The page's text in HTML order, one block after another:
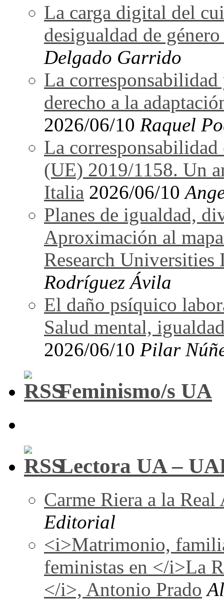
La carga digital del
desigualdad de
Delgado Garrido
La
derecho a la
2026/06/10 Raquel
La
(UE) 2019/1158. Un
Italia 2026/06/10
Planes de igualdad,
Aproximación al
Research Universities
Rodríguez Ávila
El daño psíquico
Salud mental,
2026/06/10 Pilar
Feminismo/s UA
Lectora UA –
Carme Riera a la Real
Editorial
<i>Matrimonio,
feministas en </i>La
</i>, Antonio Prado